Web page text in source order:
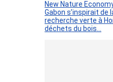
New Nature
Gabon s’inspirait de
recherche verte à
déchets du bois…